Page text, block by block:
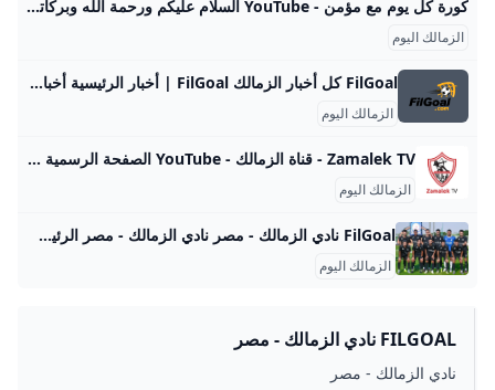
كورة كل يوم مع مؤمن - YouTube السلام عليكم ورحمة الله وبركاتهاهلا ومرحبا بكم في قناة زمالك اليومقناة خاصة باخبار نادي الزمالك اليومية وبعض اخبار الدوري المصري و احصائيات لمباريات الزمال…
الزمالك اليوم
FilGoal كل أخبار الزمالك FilGoal | أخبار الرئيسية أخبار مباريات ميركاتو فانتازي في الجول مسابقة التوقعات فيديوهات عدسات آراء حرة ركن الألعاب الدوري المصري الدوري الإنجليزي الممتاز الدوري الإسباني الدوري الإيطالي الدوري الفرنسي الدوري الألماني الدوري السعودي للمحترفين دوري أبطال إفريقيا كأس الكونفدرالية دوري أبطال أوروبا كل البطولات الكرة المصرية الدوري المصري الكرة الأوروبية الكرة الإفريقية منتخب مصر سعودي في الجول الدوري الإنجليزي الدوري الإسباني دوري أبطال أوروبا القسم الثاني رياضات أخرى كرة سلة
الزمالك اليوم
Zamalek TV - قناة الزمالك - YouTube الصفحة الرسمية لقناة نادي الزمالك.تردد 11449 , 27500 H 📺🎤
الزمالك اليوم
FilGoal نادي الزمالك - مصر نادي الزمالك - مصر الرئيسية أخبار مباريات ميركاتو فانتازي في الجول مسابقة التوقعات فيديوهات عدسات آراء حرة ركن الألعاب الدوري المصري الدوري الإنجليزي الممتاز الدوري الإسباني الدوري الإيطالي الدوري الفرنسي الدوري الألماني الدوري السعودي للمحترفين دوري أبطال إفريقيا كأس الكونفدرالية دوري أبطال أوروبا كل البطولات الكرة المصرية الدوري المصري الكرة الأوروبية الكرة الإفريقية منتخب مصر سعودي في الجول الدوري الإنجليزي الدوري الإسباني دوري أبطال أوروبا القسم الثاني رياضات أخرى كرة سلة
الزمالك اليوم
FILGOAL نادي الزمالك - مصر
نادي الزمالك - مصر